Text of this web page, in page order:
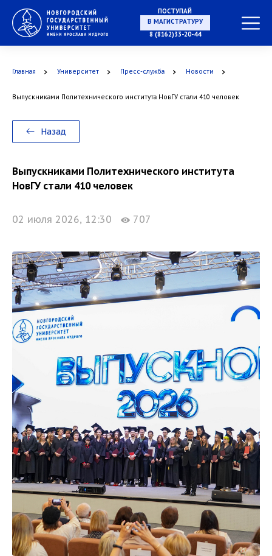
ПОСТУПАЙ
НА СПЕЦИАЛИТЕТ
8 (8162)33-20-44
Главная Университет Пресс-служба Новости
Выпускниками Политехнического института НовГУ стали 410 человек
Назад
Выпускниками Политехнического института
НовГУ стали 410 человек
02 июля 2026, 12:30 707